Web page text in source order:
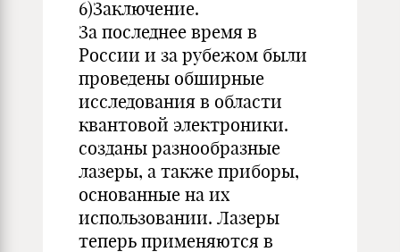
6)Заключение.
За последнее время в
России и за рубежом были
проведены обширные
исследования в области
квантовой электроники.
созданы разнообразные
лазеры, а также приборы,
основанные на их
использовании. Лазеры
теперь применяются в